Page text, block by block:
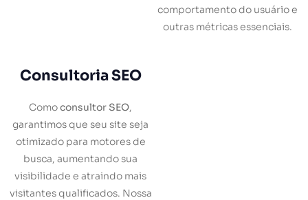
comportamento do usuário e
outras métricas essenciais.
Consultoria SEO
Comoconsultor SEO,
garantimos que seu site seja
otimizado para motores de
busca, aumentando sua
visibilidade e atraindo mais
visitantes qualificados. Nossa